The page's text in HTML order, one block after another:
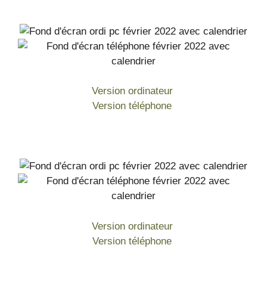
Version ordinateur
Version téléphone
Version ordinateur
Version téléphone